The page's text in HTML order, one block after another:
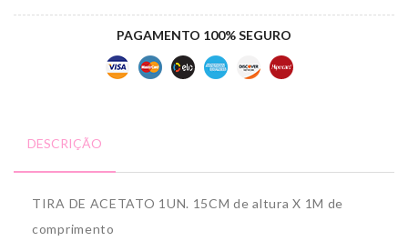
PAGAMENTO 100% SEGURO
DESCRIÇÃO
TIRA DE ACETATO 1UN. 15CM de altura X 1M de
comprimento